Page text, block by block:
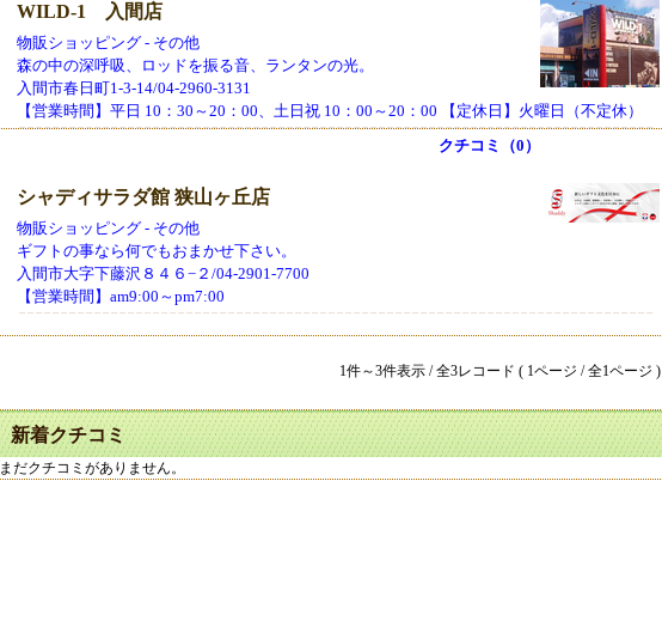
WILD-1 入間店
物販ショッピング - その他
森の中の深呼吸、ロッドを振る音、ランタンの光。
入間市春日町1-3-14/04-2960-3131
【営業時間】平日 10：30～20：00、土日祝 10：00～20：00 【定休日】火曜日（不定休）
クチコミ（0）
シャディサラダ館 狭山ヶ丘店
物販ショッピング - その他
ギフトの事なら何でもおまかせ下さい。
入間市大字下藤沢８４６−２/04-2901-7700
【営業時間】am9:00～pm7:00
1件～3件表示 / 全3レコード ( 1ページ / 全1ページ )
新着クチコミ
まだクチコミがありません。